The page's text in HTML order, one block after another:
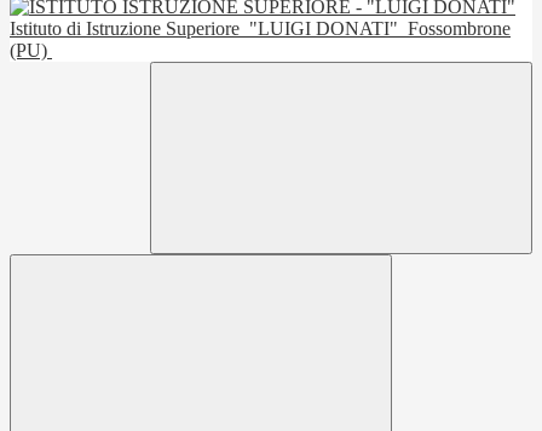
Istituto di Istruzione Superiore "LUIGI DONATI" Fossombrone
(PU)